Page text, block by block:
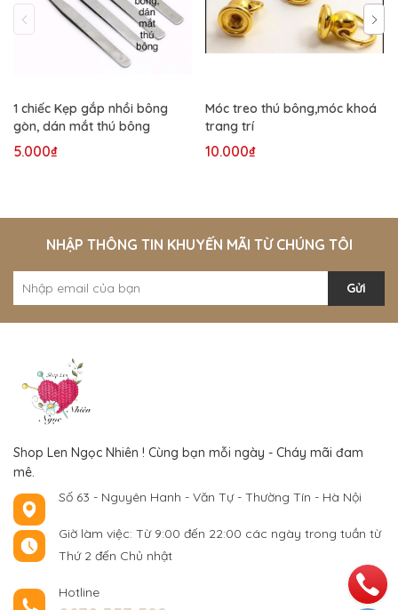
1 chiếc Kẹp gắp nhồi bông
gòn, dán mắt thú bông
5.000₫
Móc treo thú bông,móc khoá
trang trí
10.000₫
NHẬP THÔNG TIN KHUYẾN MÃI TỪ CHÚNG TÔI
Gửi
Shop Len Ngọc Nhiên ! Cùng bạn mỗi ngày - Cháy mãi đam
mê.
Số 63 - Nguyên Hanh - Văn Tự - Thường Tín - Hà Nội
Giờ làm việc: Từ 9:00 đến 22:00 các ngày trong tuần từ
Thứ 2 đến Chủ nhật
Hotline